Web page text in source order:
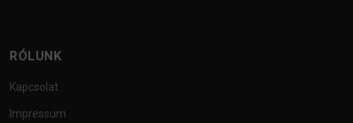
RÓLUNK
Kapcsolat
Impressum